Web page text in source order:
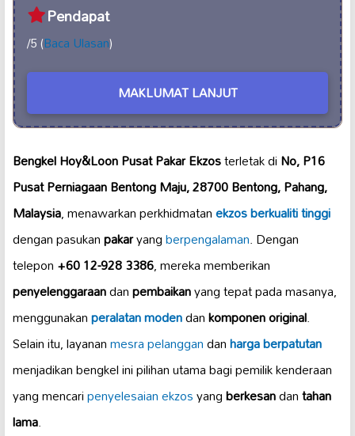
Pendapat
/5 (Baca Ulasan)
MAKLUMAT LANJUT
Bengkel Hoy&Loon Pusat Pakar Ekzosterletak diNo, P16
Pusat Perniagaan Bentong Maju, 28700 Bentong, Pahang,
Malaysia, menawarkan perkhidmatanekzos berkualiti tinggi
dengan pasukanpakaryangberpengalaman. Dengan
telepon+60 12-928 3386, mereka memberikan
penyelenggaraandanpembaikanyang tepat pada masanya,
menggunakanperalatan modendankomponen original.
Selain itu, layananmesra pelanggandanharga berpatutan
menjadikan bengkel ini pilihan utama bagi pemilik kenderaan
yang mencaripenyelesaian ekzosyangberkesandantahan
lama.